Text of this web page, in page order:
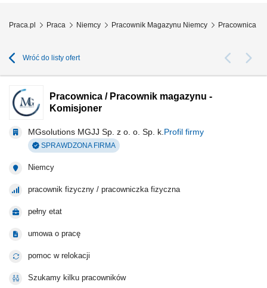
Praca.pl Praca Niemcy Pracownik Magazynu Niemcy Pracownica /
Wróć do listy ofert
Pracownica / Pracownik magazynu -
Komisjoner
MGsolutions MGJJ Sp. z o. o. Sp. k. Profil firmy
SPRAWDZONA FIRMA
Niemcy
pracownik fizyczny / pracowniczka fizyczna
pełny etat
umowa o pracę
pomoc w relokacji
Szukamy kilku pracowników